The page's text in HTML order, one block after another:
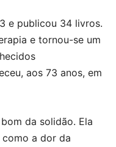
e publicou 34 livros.
e tornou-se um
aos 73 anos, em
da solidão. Ela
como a dor da